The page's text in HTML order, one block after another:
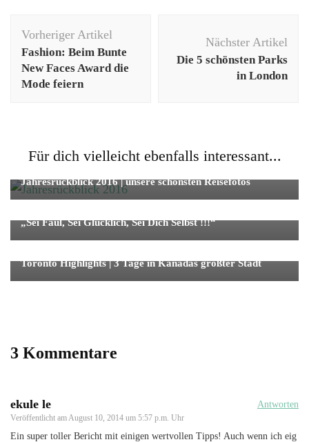
Vorheriger Artikel
Fashion: Beim Bunte
New Faces Award die
Mode feiern
Nächster Artikel
Die 5 schönsten Parks
in London
Für dich vielleicht ebenfalls interessant...
Fotografie Reise
Jahresrückblick 2016 | unsere schönsten Reisefotos
„Sei Faul, Sei Glücklich, Sei Dich Selbst !!!“
Toronto Highlights | 3 Tage in Kanadas größter Stadt
3 Kommentare
ekule le
Veröffentlicht amAugust 10, 2014 um 5:57 p.m. Uhr
Antworten
Ein super toller Bericht mit einigen wertvollen Tipps! Auch wenn ich eig